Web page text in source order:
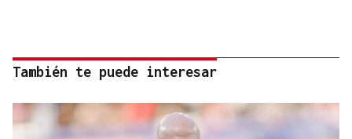
También te puede interesar